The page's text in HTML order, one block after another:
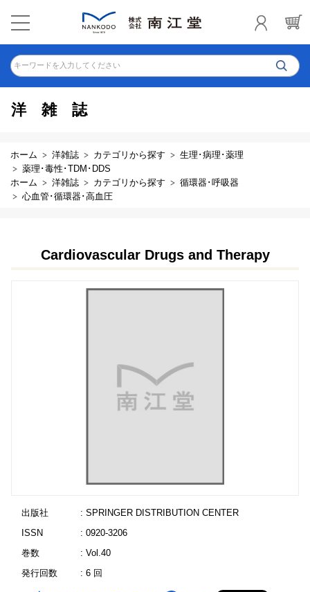
キーワードを入力してください
洋雑誌
ホーム 洋雑誌 カテゴリから探す
生理･病理･薬理
薬理･毒性･TDM･DDS
ホーム
洋雑誌 カテゴリから探す
循環器･呼吸器
心血管･循環器･高血圧
Cardiovascular Drugs and Therapy
出版社
: SPRINGER DISTRIBUTION CENTER
ISSN
: 0920-3206
巻数
: Vol.40
発行回数
: 6 回